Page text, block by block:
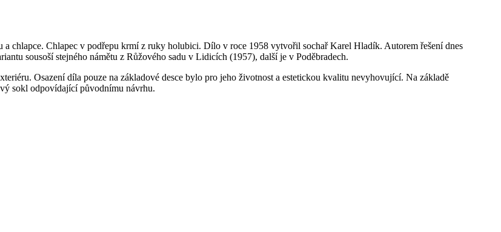
chlapce. Chlapec v podřepu krmí z ruky holubici. Dílo v roce 1958 vytvořil sochař Karel Hladík. Autorem řešení dnes
sousoší stejného námětu z Růžového sadu v Lidicích (1957), další je v Poděbradech.
Osazení díla pouze na základové desce bylo pro jeho životnost a estetickou kvalitu nevyhovující. Na základě
sokl odpovídající původnímu návrhu.